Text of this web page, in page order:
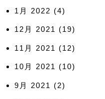
1月 2022 (4)
12月 2021 (19)
11月 2021 (12)
10月 2021 (10)
9月 2021 (2)